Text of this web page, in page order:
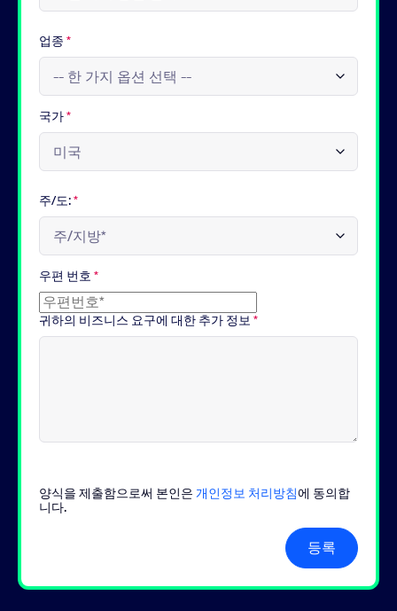
업종 *
국가*
주/도:*
우편 번호 *
귀하의 비즈니스 요구에 대한 추가 정보 *
양식을 제출함으로써 본인은 개인정보 처리방침에 동의합
니다.
등록